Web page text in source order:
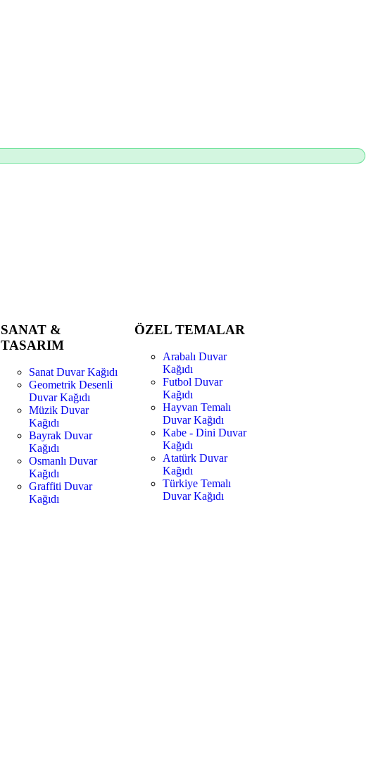
SANAT &
TASARIM
Sanat Duvar Kağıdı
Geometrik Desenli
Duvar Kağıdı
Müzik Duvar
Kağıdı
Bayrak Duvar
Kağıdı
Osmanlı Duvar
Kağıdı
Graffiti Duvar
Kağıdı
ÖZEL TEMALAR
Arabalı Duvar
Kağıdı
Futbol Duvar
Kağıdı
Hayvan Temalı
Duvar Kağıdı
Kabe - Dini Duvar
Kağıdı
Atatürk Duvar
Kağıdı
Türkiye Temalı
Duvar Kağıdı